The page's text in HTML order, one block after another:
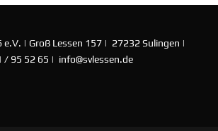
e.V. | Groß Lessen 157 | 27232 Sulingen |
/ 95 52 65 | info@svlessen.de